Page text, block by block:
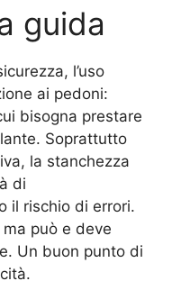
guida
l’uso
ai pedoni:
bisogna prestare
Soprattutto
la stanchezza
di
il rischio di errori.
ma può e deve
Un buon punto di